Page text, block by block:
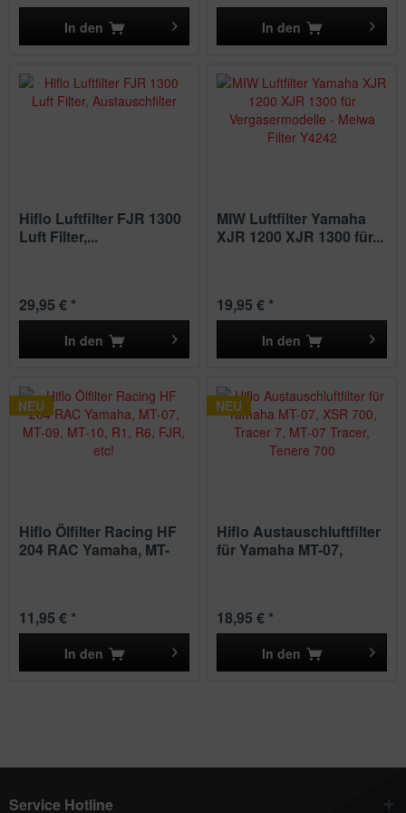
In den In den
Hiflo Luftfilter FJR 1300
Luft Filter,...
29,95 € *
In den
MIW Luftfilter Yamaha
XJR 1200 XJR 1300 für...
19,95 € *
In den
NEU
Hiflo Ölfilter Racing HF
204 RAC Yamaha, MT-
11,95 € *
In den
NEU
Hiflo Austauschluftfilter
für Yamaha MT-07,
18,95 € *
In den
Service Hotline